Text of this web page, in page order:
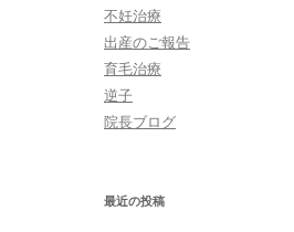
不妊治療
出産のご報告
育毛治療
逆子
院長ブログ
最近の投稿